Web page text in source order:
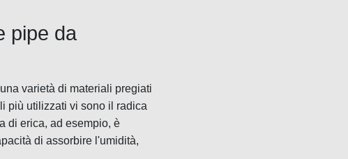
pipe da
varietà di materiali pregiati
più utilizzati vi sono il radica
di erica, ad esempio, è
di assorbire l'umidità,